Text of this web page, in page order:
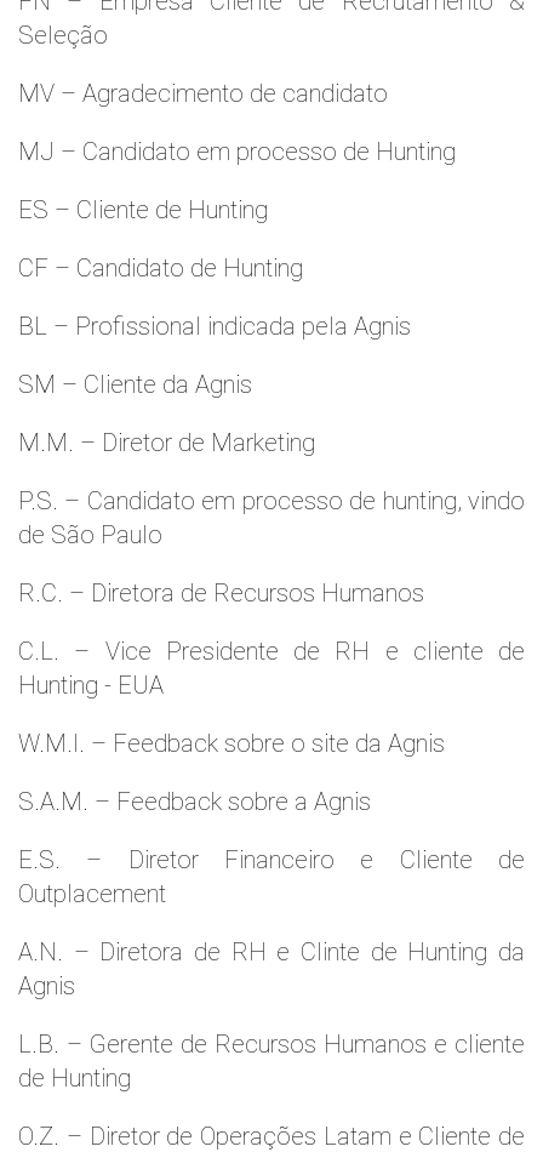
Seleção
MV – Agradecimento de candidato
MJ – Candidato em processo de Hunting
ES – Cliente de Hunting
CF – Candidato de Hunting
BL – Profissional indicada pela Agnis
SM – Cliente da Agnis
M.M. – Diretor de Marketing
P.S. – Candidato em processo de hunting, vindo
de São Paulo
R.C. – Diretora de Recursos Humanos
C.L. – Vice Presidente de RH e cliente de
Hunting - EUA
W.M.l. – Feedback sobre o site da Agnis
S.A.M. – Feedback sobre a Agnis
E.S. – Diretor Financeiro e Cliente de
Outplacement
A.N. – Diretora de RH e Clinte de Hunting da
Agnis
L.B. – Gerente de Recursos Humanos e cliente
de Hunting
O.Z. – Diretor de Operações Latam e Cliente de